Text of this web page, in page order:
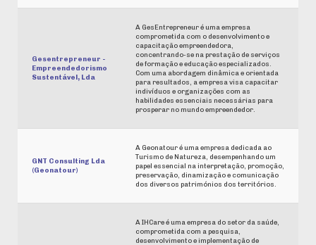
Gesentrepreneur -
Empreendedorismo
Sustentável, Lda
A GesEntrepreneur é uma empresa
comprometida com o desenvolvimento e
capacitação empreendedora,
concentrando-se na prestação de serviços
de formação e educação especializados.
Com uma abordagem dinâmica e orientada
para resultados, a empresa visa capacitar
indivíduos e organizações com as
habilidades essenciais necessárias para
prosperar no mundo empreendedor.
GNT Consulting Lda
(Geonatour)
A Geonatour é uma empresa dedicada ao
Turismo de Natureza, desempenhando um
papel essencial na interpretação, promoção,
preservação, dinamização e comunicação
dos diversos patrimónios dos territórios.
A IHCare é uma empresa do setor da saúde,
comprometida com a pesquisa,
desenvolvimento e implementação de